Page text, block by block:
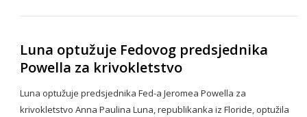
Luna optužuje Fedovog predsjednika
Powella za krivokletstvo
Luna optužuje predsjednika Fed-a Jeromea Powella za
krivokletstvo Anna Paulina Luna, republikanka iz Floride, optužila